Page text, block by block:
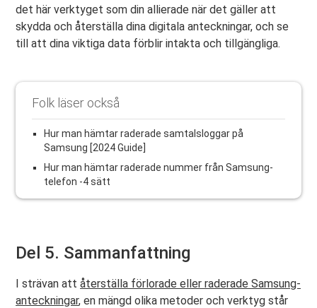
det här verktyget som din allierade när det gäller att
skydda och återställa dina digitala anteckningar, och se
till att dina viktiga data förblir intakta och tillgängliga.
Folk läser också
Hur man hämtar raderade samtalsloggar på
Samsung [2024 Guide]
Hur man hämtar raderade nummer från Samsung-
telefon -4 sätt
Del 5. Sammanfattning
I strävan attåterställa förlorade eller raderade Samsung-
anteckningar, en mängd olika metoder och verktyg står